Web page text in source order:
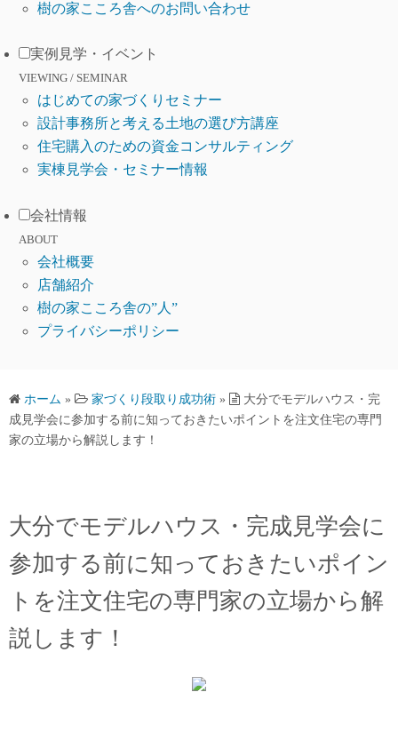
樹の家こころ舎へのお問い合わせ
実例見学・イベント
VIEWING / SEMINAR
はじめての家づくりセミナー
設計事務所と考える土地の選び方講座
住宅購入のための資金コンサルティング
実棟見学会・セミナー情報
会社情報
ABOUT
会社概要
店舗紹介
樹の家こころ舎の”人”
プライバシーポリシー
ホーム » 家づくり段取り成功術 »
大分でモデルハウス・完
成見学会に参加する前に知っておきたいポイントを注文住宅の専門
家の立場から解説します！
大分でモデルハウス・完成見学会に
参加する前に知っておきたいポイン
トを注文住宅の専門家の立場から解
説します！